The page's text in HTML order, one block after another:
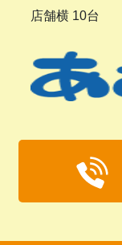
店舗横 10台